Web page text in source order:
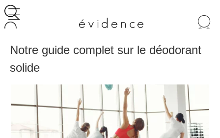
Notre guide complet sur le déodorant
solide